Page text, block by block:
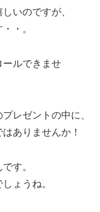
いのですが、
・。
ールできませ
レゼントの中に、
ありませんか！
す。
ょうね。